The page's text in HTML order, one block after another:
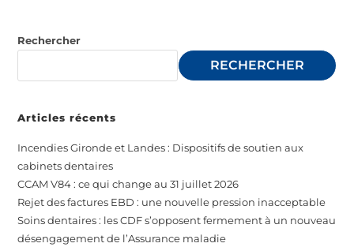
Rechercher
RECHERCHER
Articles récents
Incendies Gironde et Landes : Dispositifs de soutien aux
cabinets dentaires
CCAM V84 : ce qui change au 31 juillet 2026
Rejet des factures EBD : une nouvelle pression inacceptable
Soins dentaires : les CDF s’opposent fermement à un nouveau
désengagement de l’Assurance maladie